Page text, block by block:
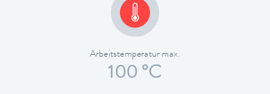
Arbeitstemperatur max.
100 °C